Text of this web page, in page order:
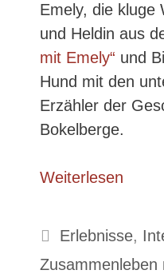
Emely, die kluge
und Heldin aus
mit Emely“ und
Hund mit den
Erzähler der
Bokelberge.
Weiterlesen
Kategorien
Erlebnisse,
Zusammenleben